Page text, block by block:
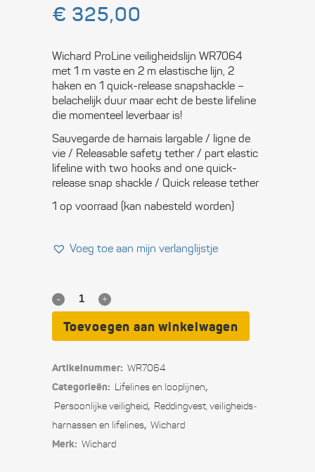
€ 325,00
Wichard ProLine veiligheidslijn WR7064
met 1 m vaste en 2 m elastische lijn, 2
haken en 1 quick-release snapshackle –
belachelijk duur maar echt de beste lifeline
die momenteel leverbaar is!
Sauvegarde de harnais largable / ligne de
vie / Releasable safety tether / part elastic
lifeline with two hooks and one quick-
release snap shackle / Quick release tether
1 op voorraad (kan nabesteld worden)
Voeg toe aan mijn verlanglijstje
Wichard
ProLine
Release
met
2
Toevoegen aan winkelwagen
Artikelnummer: WR7064
Categorieën: Lifelines en looplijnen,
Persoonlijke veiligheid, Reddingvest, veiligheids­
harnassen en lifelines, Wichard
Merk: Wichard